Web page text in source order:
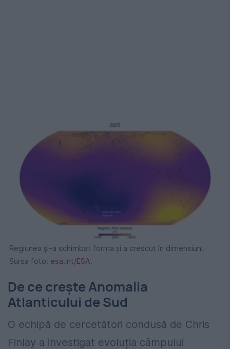
Regiunea și-a schimbat forma și a crescut în dimensiuni.
Sursa foto: esa.int/ESA.
De ce crește Anomalia
Atlanticului de Sud
O echipă de cercetători condusă de Chris
Finlay a investigat evoluția câmpului